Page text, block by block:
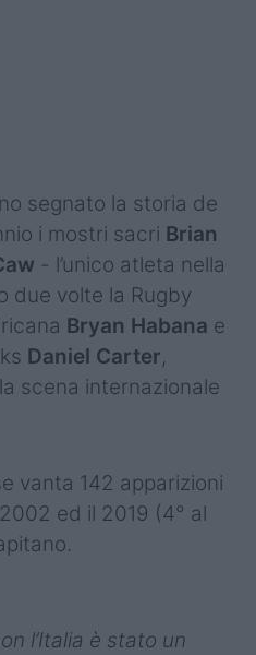
segnato la storia de
i mostri sacri Brian
- l’unico atleta nella
due volte la Rugby
Bryan Habana e
Daniel Carter,
scena internazionale
vanta 142 apparizioni
ed il 2019 (4° al
l’Italia è stato un